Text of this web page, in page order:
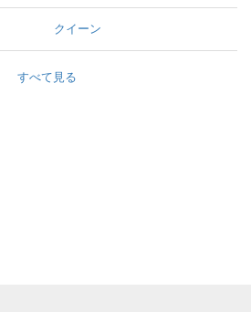
クイーン
すべて見る